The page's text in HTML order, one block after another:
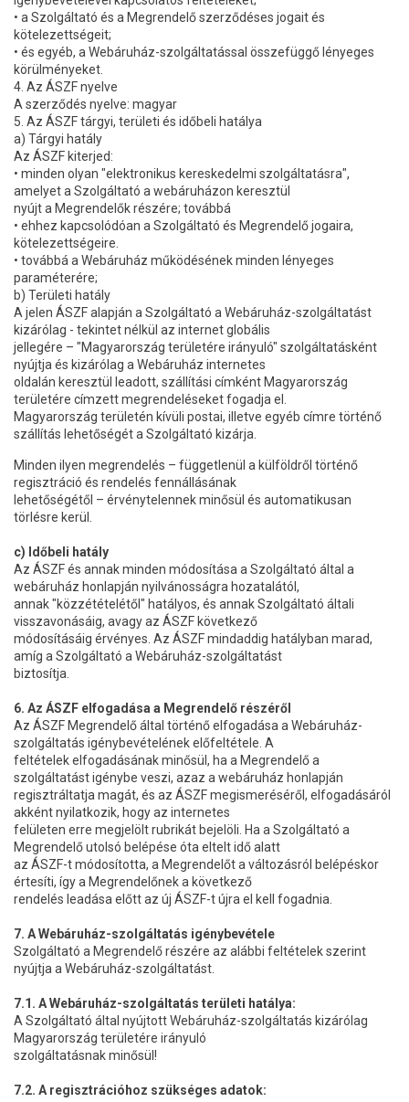
• a Szolgáltató és a Megrendelő szerződéses jogait és
kötelezettségeit;
• és egyéb, a Webáruház-szolgáltatással összefüggő lényeges
körülményeket.
4. Az ÁSZF nyelve
A szerződés nyelve: magyar
5. Az ÁSZF tárgyi, területi és időbeli hatálya
a) Tárgyi hatály
Az ÁSZF kiterjed:
• minden olyan "elektronikus kereskedelmi szolgáltatásra",
amelyet a Szolgáltató a webáruházon keresztül
nyújt a Megrendelők részére; továbbá
• ehhez kapcsolódóan a Szolgáltató és Megrendelő jogaira,
kötelezettségeire.
• továbbá a Webáruház működésének minden lényeges
paraméterére;
b) Területi hatály
A jelen ÁSZF alapján a Szolgáltató a Webáruház-szolgáltatást
kizárólag - tekintet nélkül az internet globális
jellegére – "Magyarország területére irányuló" szolgáltatásként
nyújtja és kizárólag a Webáruház internetes
oldalán keresztül leadott, szállítási címként Magyarország
területére címzett megrendeléseket fogadja el.
Magyarország területén kívüli postai, illetve egyéb címre történő
szállítás lehetőségét a Szolgáltató kizárja.
Minden ilyen megrendelés – függetlenül a külföldről történő
regisztráció és rendelés fennállásának
lehetőségétől – érvénytelennek minősül és automatikusan
törlésre kerül.
c) Időbeli hatály
Az ÁSZF és annak minden módosítása a Szolgáltató által a
webáruház honlapján nyilvánosságra hozatalától,
annak "közzétételétől" hatályos, és annak Szolgáltató általi
visszavonásáig, avagy az ÁSZF következő
módosításáig érvényes. Az ÁSZF mindaddig hatályban marad,
amíg a Szolgáltató a Webáruház-szolgáltatást
biztosítja.
6. Az ÁSZF elfogadása a Megrendelő részéről
Az ÁSZF Megrendelő által történő elfogadása a Webáruház-
szolgáltatás igénybevételének előfeltétele. A
feltételek elfogadásának minősül, ha a Megrendelő a
szolgáltatást igénybe veszi, azaz a webáruház honlapján
regisztráltatja magát, és az ÁSZF megismeréséről, elfogadásáról
akként nyilatkozik, hogy az internetes
felületen erre megjelölt rubrikát bejelöli. Ha a Szolgáltató a
Megrendelő utolsó belépése óta eltelt idő alatt
az ÁSZF-t módosította, a Megrendelőt a változásról belépéskor
értesíti, így a Megrendelőnek a következő
rendelés leadása előtt az új ÁSZF-t újra el kell fogadnia.
7. A Webáruház-szolgáltatás igénybevétele
Szolgáltató a Megrendelő részére az alábbi feltételek szerint
nyújtja a Webáruház-szolgáltatást.
7.1. A Webáruház-szolgáltatás területi hatálya:
A Szolgáltató által nyújtott Webáruház-szolgáltatás kizárólag
Magyarország területére irányuló
szolgáltatásnak minősül!
7.2. A regisztrációhoz szükséges adatok: